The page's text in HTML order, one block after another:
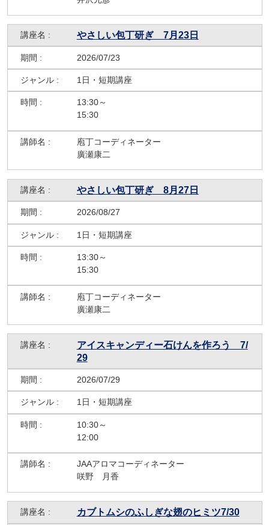
やさしい包丁研ぎ 7月23日
2026/07/23
1日・短期講座
13:30～
15:30
庖丁コーディネーター
廣瀬康二
やさしい包丁研ぎ 8月27日
2026/08/27
1日・短期講座
13:30～
15:30
庖丁コーディネーター
廣瀬康二
アイスキャンディー石けんを作ろう 7/
29
2026/07/29
1日・短期講座
10:30～
12:00
JAAアロマコーディネーター
咲野 月香
カブトムシのふしぎな翅のヒミツ7/30